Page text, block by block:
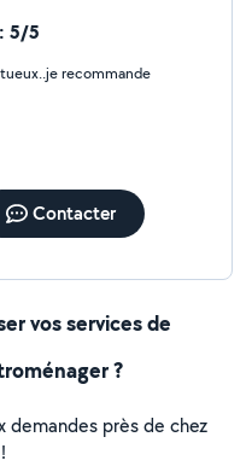
5/5
recommande
Contacter
vos services de
?
demandes près de chez